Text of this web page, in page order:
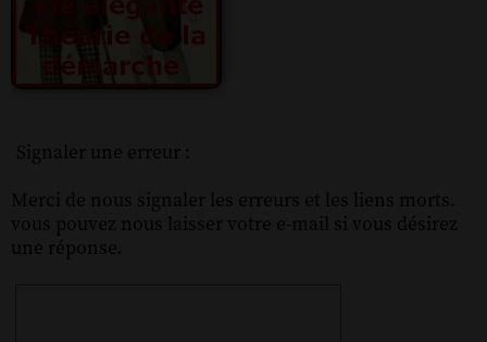
Signaler une erreur :
Merci de nous signaler les erreurs et les liens morts.
vous pouvez nous laisser votre e-mail si vous désirez
une réponse.